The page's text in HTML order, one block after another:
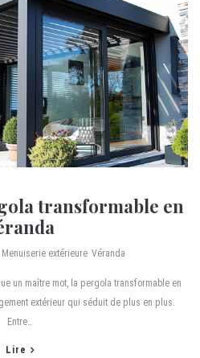
transformable en
Menuiserie extérieure Véranda
un maître mot, la pergola transformable en
extérieur qui séduit de plus en plus.
Entre…
Lire